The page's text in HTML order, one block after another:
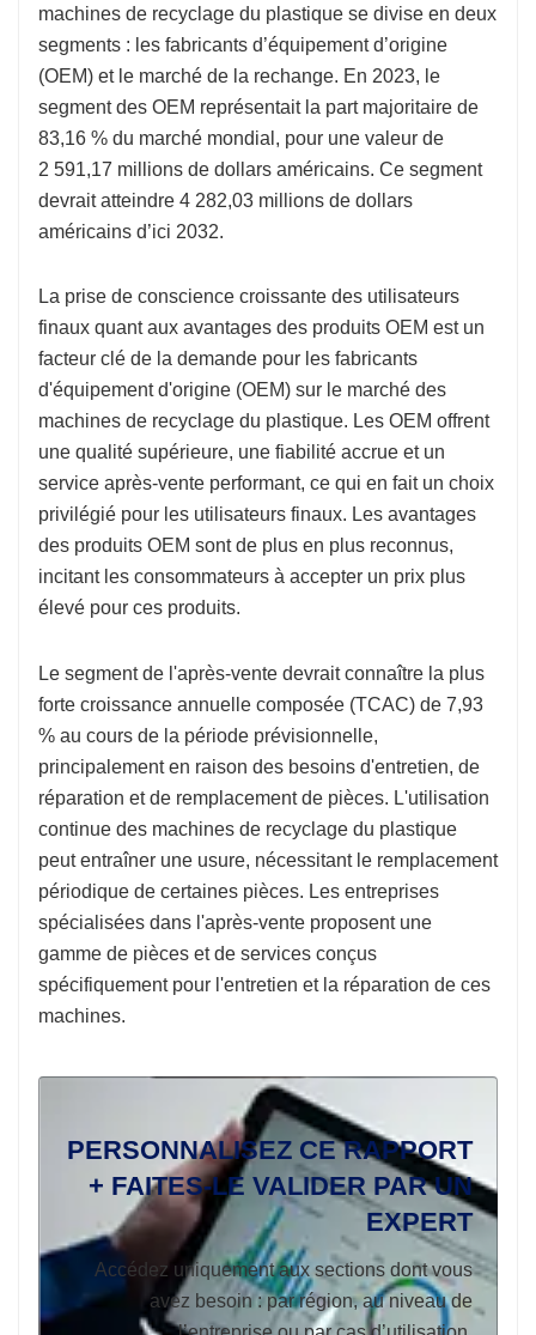
machines de recyclage du plastique se divise en deux
segments : les fabricants d’équipement d’origine
(OEM) et le marché de la rechange. En 2023, le
segment des OEM représentait la part majoritaire de
83,16 % du marché mondial, pour une valeur de
2 591,17 millions de dollars américains. Ce segment
devrait atteindre 4 282,03 millions de dollars
américains d’ici 2032.
La prise de conscience croissante des utilisateurs
finaux quant aux avantages des produits OEM est un
facteur clé de la demande pour les fabricants
d'équipement d'origine (OEM) sur le marché des
machines de recyclage du plastique. Les OEM offrent
une qualité supérieure, une fiabilité accrue et un
service après-vente performant, ce qui en fait un choix
privilégié pour les utilisateurs finaux. Les avantages
des produits OEM sont de plus en plus reconnus,
incitant les consommateurs à accepter un prix plus
élevé pour ces produits.
Le segment de l'après-vente devrait connaître la plus
forte croissance annuelle composée (TCAC) de 7,93
% au cours de la période prévisionnelle,
principalement en raison des besoins d'entretien, de
réparation et de remplacement de pièces. L'utilisation
continue des machines de recyclage du plastique
peut entraîner une usure, nécessitant le remplacement
périodique de certaines pièces. Les entreprises
spécialisées dans l'après-vente proposent une
gamme de pièces et de services conçus
spécifiquement pour l'entretien et la réparation de ces
machines.
PERSONNALISEZ CE RAPPORT
+ FAITES-LE VALIDER PAR UN
EXPERT
Accédez uniquement aux sections dont vous
avez besoin : par région, au niveau de